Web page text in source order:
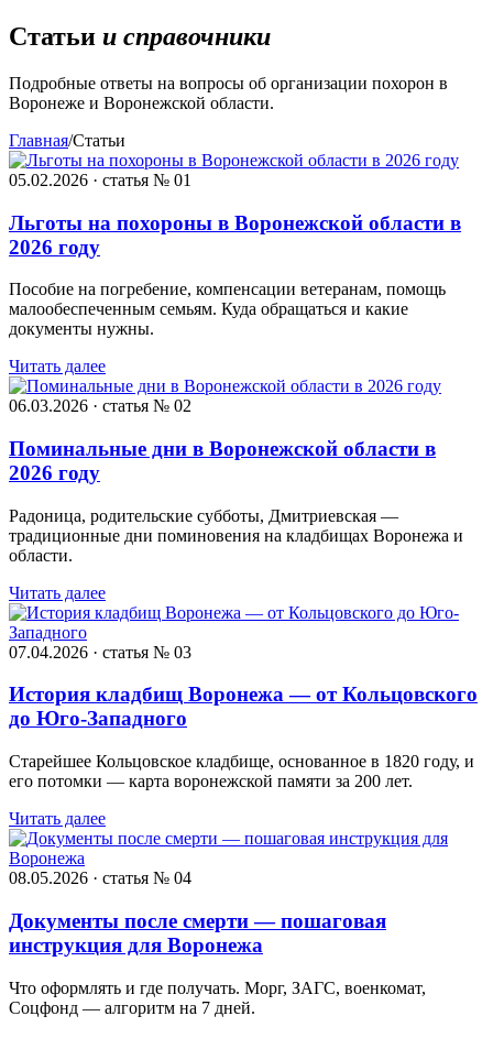
Статьи и справочники
Подробные ответы на вопросы об организации похорон в
Воронеже и Воронежской области.
Главная/Статьи
05.02.2026 · статья № 01
Льготы на похороны в Воронежской области в
2026 году
Пособие на погребение, компенсации ветеранам, помощь
малообеспеченным семьям. Куда обращаться и какие
документы нужны.
Читать далее
06.03.2026 · статья № 02
Поминальные дни в Воронежской области в
2026 году
Радоница, родительские субботы, Дмитриевская —
традиционные дни поминовения на кладбищах Воронежа и
области.
Читать далее
07.04.2026 · статья № 03
История кладбищ Воронежа — от Кольцовского
до Юго-Западного
Старейшее Кольцовское кладбище, основанное в 1820 году, и
его потомки — карта воронежской памяти за 200 лет.
Читать далее
08.05.2026 · статья № 04
Документы после смерти — пошаговая
инструкция для Воронежа
Что оформлять и где получать. Морг, ЗАГС, военкомат,
Соцфонд — алгоритм на 7 дней.